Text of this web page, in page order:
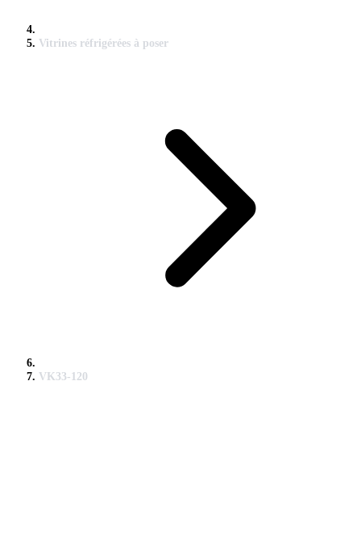
Vitrines réfrigérées à poser
VK33-120